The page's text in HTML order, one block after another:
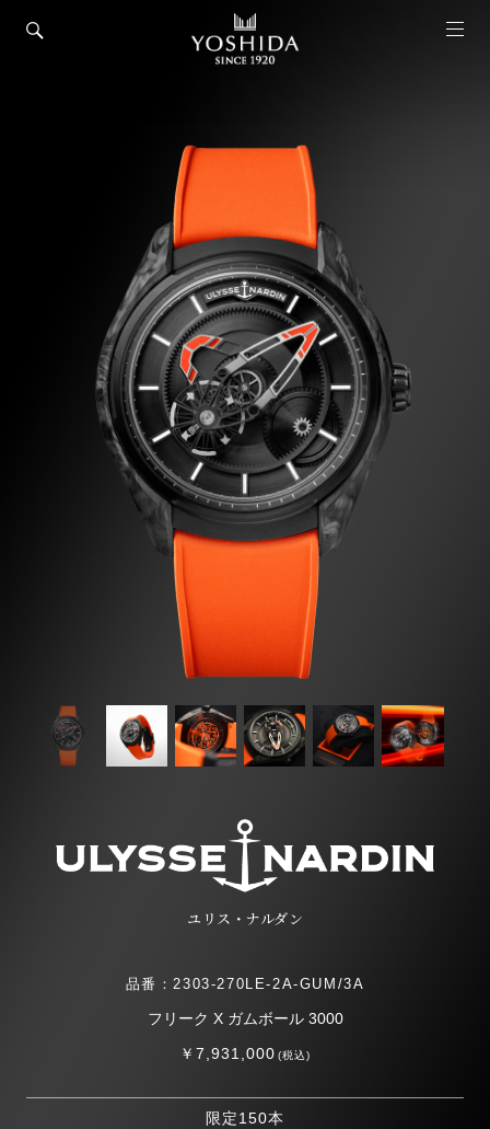
ユリス・ナルダン
品番：2303-270LE-2A-GUM/3A
フリーク X ガムボール 3000
￥7,931,000(税込)
限定150本